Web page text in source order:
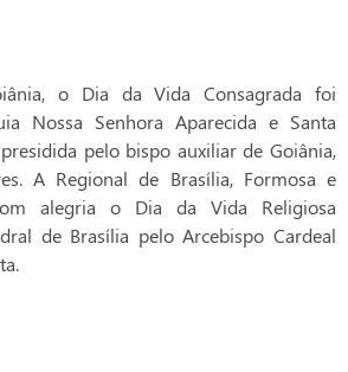
o Dia da Vida Consagrada foi
Nossa Senhora Aparecida e Santa
pelo bispo auxiliar de Goiânia,
A Regional de Brasília, Formosa e
alegria o Dia da Vida Religiosa
de Brasília pelo Arcebispo Cardeal